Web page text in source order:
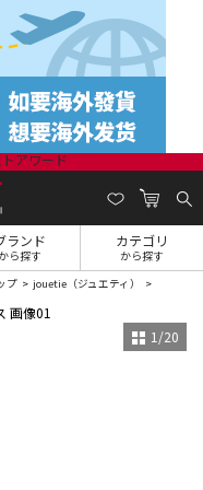
ランド
ら探す
カテゴリ
から探す
プ jouetie（ジュエティ）
1 /20